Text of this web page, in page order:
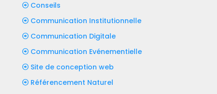
Conseils
Communication Institutionnelle
Communication Digitale
Communication Evénementielle
Site de conception web
Référencement Naturel